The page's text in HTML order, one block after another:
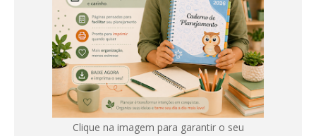
Clique na imagem para garantir o seu